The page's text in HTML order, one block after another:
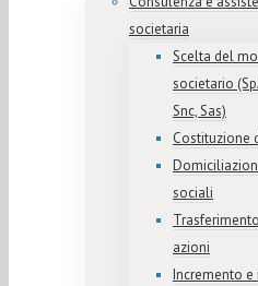
societaria
Scelta del
societario
Snc, Sas)
Costituzione
sociali
azioni
Incremento e